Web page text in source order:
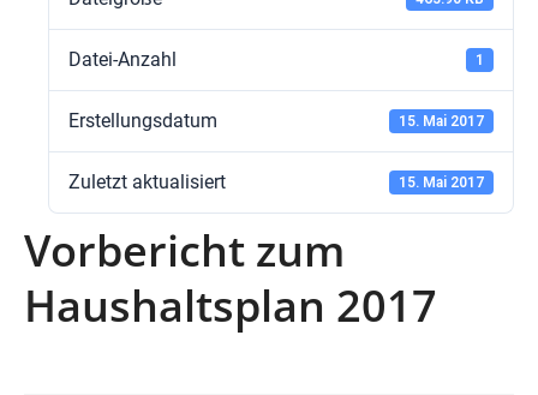
Datei-Anzahl 1
Erstellungsdatum 15. Mai 2017
Zuletzt aktualisiert 15. Mai 2017
Vorbericht zum
Haushaltsplan 2017